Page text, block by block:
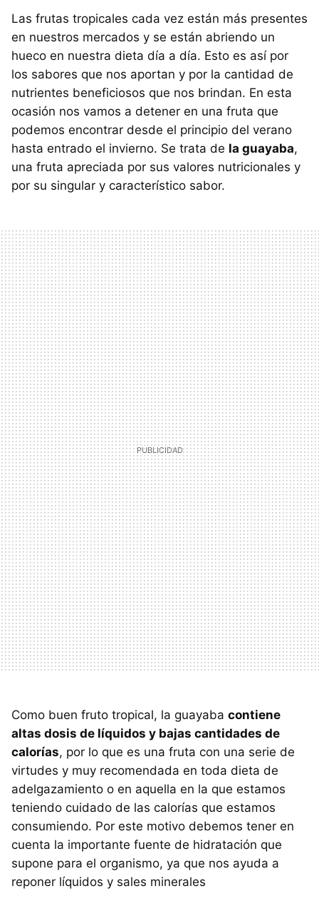
Las frutas tropicales cada vez están más presentes
en nuestros mercados y se están abriendo un
hueco en nuestra dieta día a día. Esto es así por
los sabores que nos aportan y por la cantidad de
nutrientes beneficiosos que nos brindan. En esta
ocasión nos vamos a detener en una fruta que
podemos encontrar desde el principio del verano
hasta entrado el invierno. Se trata de la guayaba,
una fruta apreciada por sus valores nutricionales y
por su singular y característico sabor.
Como buen fruto tropical, la guayaba contiene
altas dosis de líquidos y bajas cantidades de
calorías, por lo que es una fruta con una serie de
virtudes y muy recomendada en toda dieta de
adelgazamiento o en aquella en la que estamos
teniendo cuidado de las calorías que estamos
consumiendo. Por este motivo debemos tener en
cuenta la importante fuente de hidratación que
supone para el organismo, ya que nos ayuda a
reponer líquidos y sales minerales